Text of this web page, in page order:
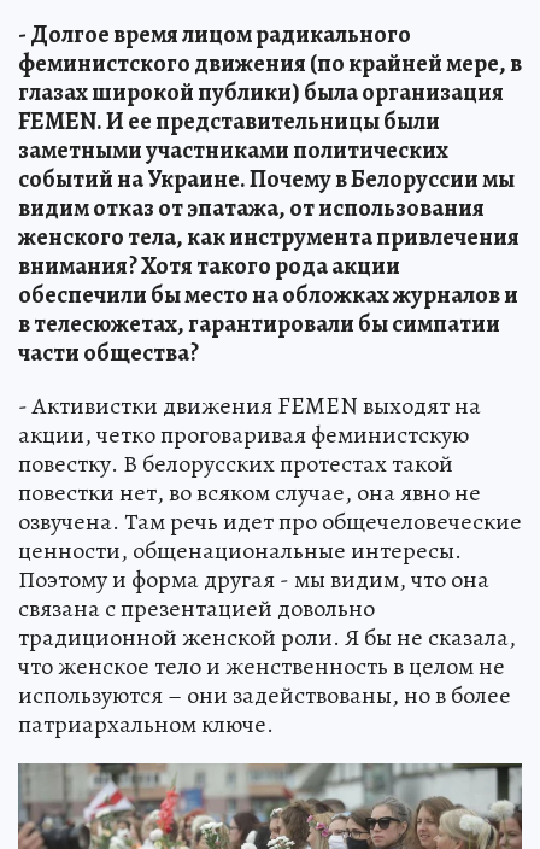
- Долгое время лицом радикального
феминистского движения (по крайней мере, в
глазах широкой публики) была организация
FEMEN. И ее представительницы были
заметными участниками политических
событий на Украине. Почему в Белоруссии мы
видим отказ от эпатажа, от использования
женского тела, как инструмента привлечения
внимания? Хотя такого рода акции
обеспечили бы место на обложках журналов и
в телесюжетах, гарантировали бы симпатии
части общества?
- Активистки движения FEMEN выходят на
акции, четко проговаривая феминистскую
повестку. В белорусских протестах такой
повестки нет, во всяком случае, она явно не
озвучена. Там речь идет про общечеловеческие
ценности, общенациональные интересы.
Поэтому и форма другая - мы видим, что она
связана с презентацией довольно
традиционной женской роли. Я бы не сказала,
что женское тело и женственность в целом не
используются – они задействованы, но в более
патриархальном ключе.